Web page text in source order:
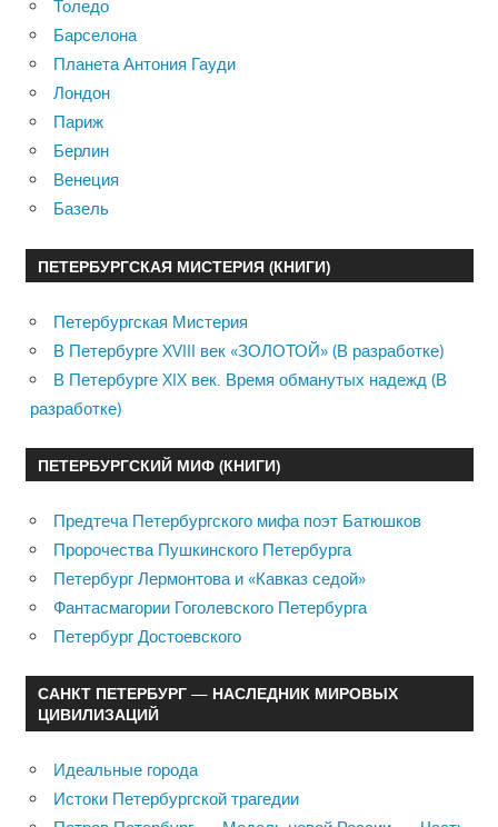
Толедо
Барселона
Планета Антония Гауди
Лондон
Париж
Берлин
Венеция
Базель
ПЕТЕРБУРГСКАЯ МИСТЕРИЯ (КНИГИ)
Петербургская Мистерия
В Петербурге XVIII век «ЗОЛОТОЙ» (В разработке)
В Петербурге XIX век. Время обманутых надежд (В
разработке)
ПЕТЕРБУРГСКИЙ МИФ (КНИГИ)
Предтеча Петербургского мифа поэт Батюшков
Пророчества Пушкинского Петербурга
Петербург Лермонтова и «Кавказ седой»
Фантасмагории Гоголевского Петербурга
Петербург Достоевского
САНКТ ПЕТЕРБУРГ — НАСЛЕДНИК МИРОВЫХ
ЦИВИЛИЗАЦИЙ
Идеальные города
Истоки Петербургской трагедии